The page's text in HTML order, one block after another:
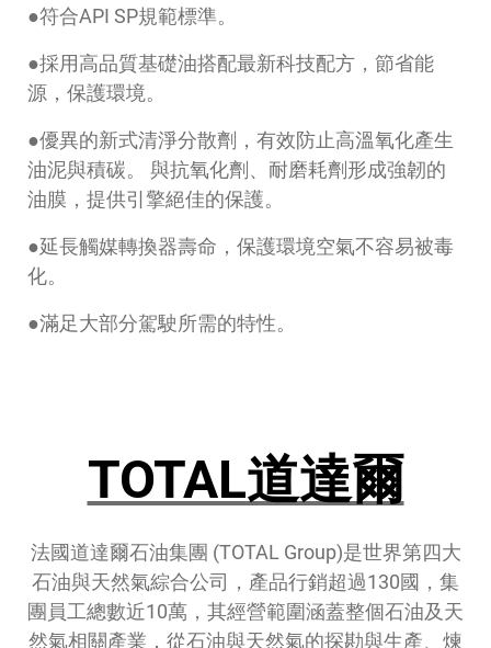
●符合API SP規範標準。
●採用高品質基礎油搭配最新科技配方，節省能
源，保護環境。
●優異的新式清淨分散劑，有效防止高溫氧化產生
油泥與積碳。 與抗氧化劑、耐磨耗劑形成強韌的
油膜，提供引擎絕佳的保護。
●延長觸媒轉換器壽命，保護環境空氣不容易被毒
化。
●滿足大部分駕駛所需的特性。
TOTAL道達爾
法國道達爾石油集團 (TOTAL Group)是世界第四大
石油與天然氣綜合公司，產品行銷超過130國，集
團員工總數近10萬，其經營範圍涵蓋整個石油及天
然氣相關產業，從石油與天然氣的探勘與生產、煉